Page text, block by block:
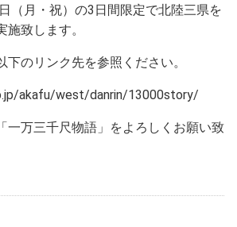
（月・祝）の3日間限定で北陸三県を
致します。
のリンク先を参照ください。
akafu/west/danrin/13000story/
一万三千尺物語」をよろしくお願い致